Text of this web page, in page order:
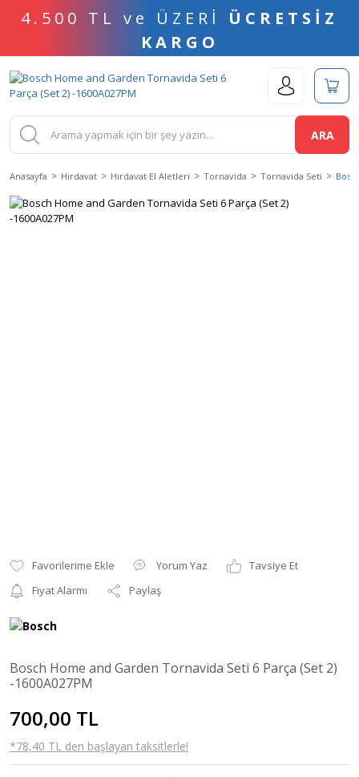
4.500 TL ve ÜZERİ ÜCRETSİZ
KARGO
ARA
Anasayfa Hırdavat Hırdavat El Aletleri Tornavida Tornavida Seti
Yorum Yaz
Tavsiye Et
Fiyat Alarmı
Paylaş
Bosch Home and Garden Tornavida Seti 6 Parça (Set 2)
-1600A027PM
700,00 TL
*78,40 TL den başlayan taksitlerle!